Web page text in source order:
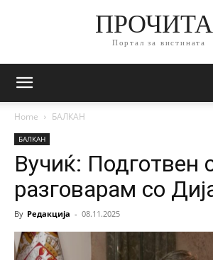
Портал за вистината
Home БАЛКАН
БАЛКАН
Вучиќ: Подготвен
разговарам со
By Редакција - 08.11.2025